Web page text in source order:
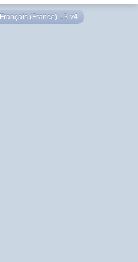
Français (France) LS v4